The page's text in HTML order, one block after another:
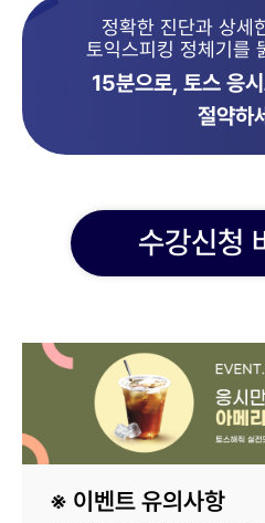
정확한 진단과 상세
토익스피킹 정체기를
15분으로, 토스 응
절약하
수강신청
※ 이벤트 유의사항